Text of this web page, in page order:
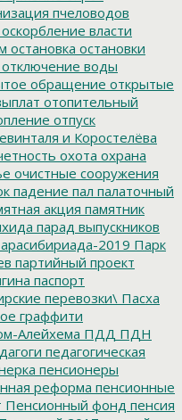
пчеловодов
оскорбление власти
остановка остановки
отключение воды
обращение открытые
отопительный
отпуск
и Коростелёва
охота охрана
очистные сооружения
падение пал палаточный
акция памятник
парад выпускников
2019 Парк
партийный проект
паспорт
перевозки\ Пасха
граффити
Алейхема ПДД ПДН
педагогическая
пенсионеры
реформа пенсионные
Пенсионный фонд пенсия